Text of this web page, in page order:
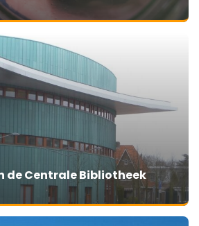
de Centrale Bibliotheek